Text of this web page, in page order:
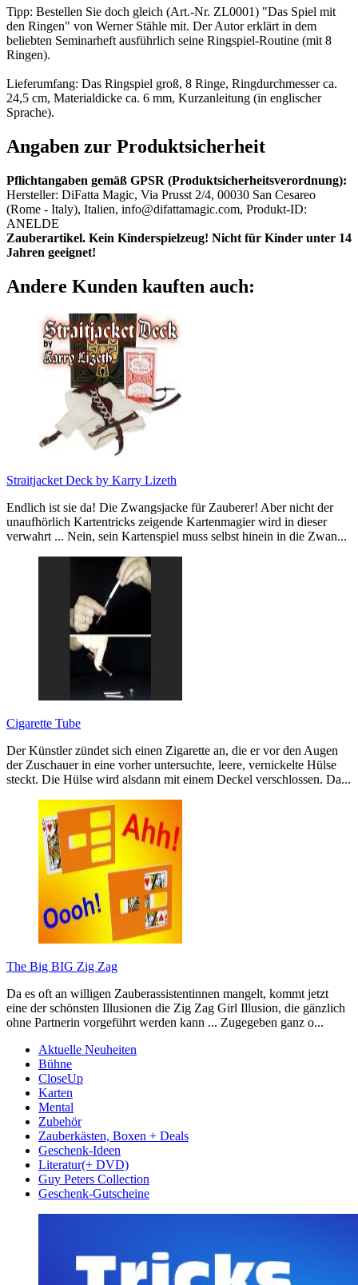
Tipp: Bestellen Sie doch gleich (Art.-Nr. ZL0001) "Das Spiel mit
den Ringen" von Werner Stähle mit. Der Autor erklärt in dem
beliebten Seminarheft ausführlich seine Ringspiel-Routine (mit 8
Ringen).
Lieferumfang: Das Ringspiel groß, 8 Ringe, Ringdurchmesser ca.
24,5 cm, Materialdicke ca. 6 mm, Kurzanleitung (in englischer
Sprache).
Angaben zur Produktsicherheit
Pflichtangaben gemäß GPSR (Produktsicherheitsverordnung):
Hersteller: DiFatta Magic, Via Prusst 2/4, 00030 San Cesareo
(Rome - Italy), Italien, info@difattamagic.com, Produkt-ID:
ANELDE
Zauberartikel. Kein Kinderspielzeug! Nicht für Kinder unter 14
Jahren geeignet!
Andere Kunden kauften auch:
Straitjacket Deck by Karry Lizeth
Endlich ist sie da! Die Zwangsjacke für Zauberer! Aber nicht der
unaufhörlich Kartentricks zeigende Kartenmagier wird in dieser
verwahrt ... Nein, sein Kartenspiel muss selbst hinein in die Zwan...
Cigarette Tube
Der Künstler zündet sich einen Zigarette an, die er vor den Augen
der Zuschauer in eine vorher untersuchte, leere, vernickelte Hülse
steckt. Die Hülse wird alsdann mit einem Deckel verschlossen. Da...
The Big BIG Zig Zag
Da es oft an willigen Zauberassistentinnen mangelt, kommt jetzt
eine der schönsten Illusionen die Zig Zag Girl Illusion, die gänzlich
ohne Partnerin vorgeführt werden kann ... Zugegeben ganz o...
Aktuelle Neuheiten
Bühne
CloseUp
Karten
Mental
Zubehör
Zauberkästen, Boxen + Deals
Geschenk-Ideen
Literatur(+ DVD)
Guy Peters Collection
Geschenk-Gutscheine